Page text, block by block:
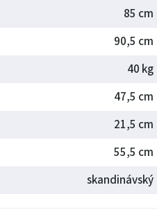
85 cm
90,5 cm
40 kg
47,5 cm
21,5 cm
55,5 cm
skandinávský